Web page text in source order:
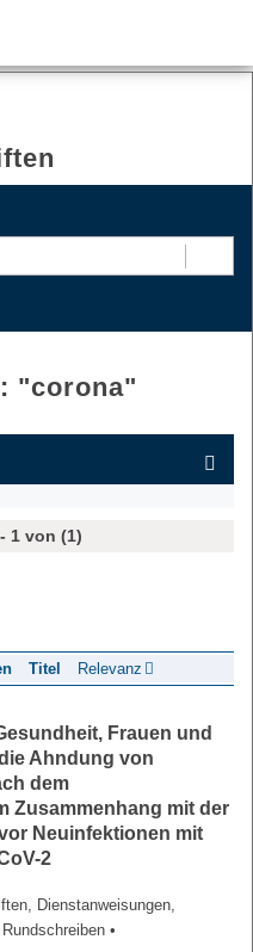
"corona"
1 von (1)
Titel Relevanz
Frauen und
Ahndung von
dem
Zusammenhang mit der
Neuinfektionen mit
2
Dienstanweisungen,
•